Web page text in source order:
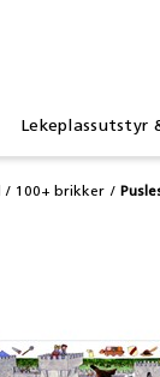
Lekeplassutstyr
100+ brikker